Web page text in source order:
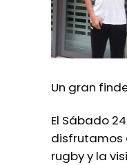
Un gran
El Sábado
disfrutamos
rugby y la